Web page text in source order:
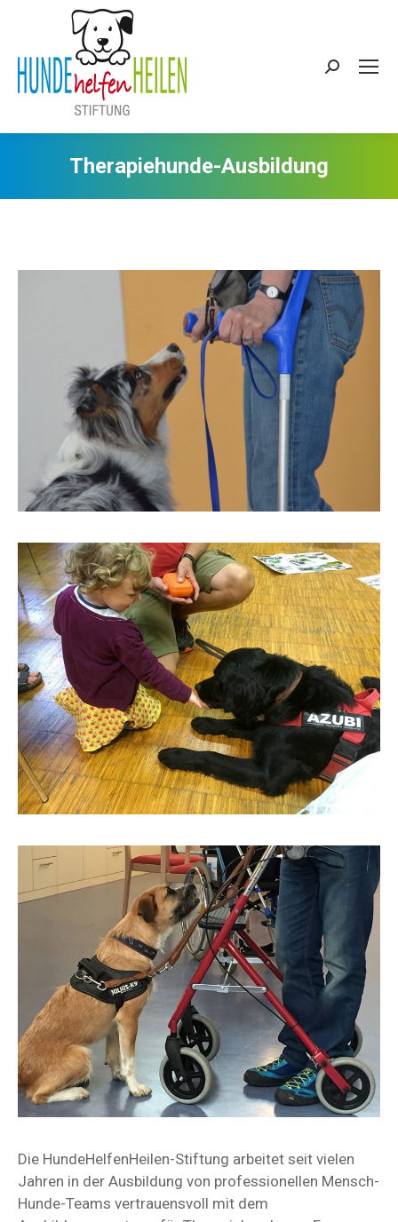
Search:
Therapiehunde-Ausbildung
Die HundeHelfenHeilen-Stiftung arbeitet seit vielen
Jahren in der Ausbildung von professionellen Mensch-
Hunde-Teams vertrauensvoll mit dem